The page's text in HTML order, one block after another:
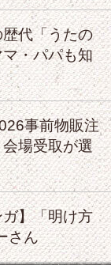
代「うたの
・パパも知
事前物販注
場受取が選
】「明け方
さん